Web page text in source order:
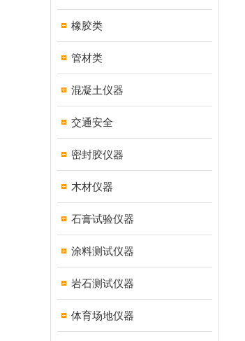
橡胶类
管材类
混凝土仪器
交通安全
密封胶仪器
木材仪器
石膏试验仪器
涂料测试仪器
岩石测试仪器
体育场地仪器